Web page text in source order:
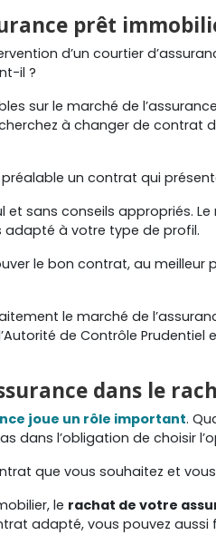
prêt
d’un courtier
il ?
sur le marché de
à changer de contrat
un contrat qui
et sans conseils appropriés.
à votre type de profil.
le bon contrat, au
le marché de
de Contrôle Prudentiel
dans le
joue un rôle important.
dans l’obligation de choisir
que vous souhaitez et
le rachat de votre
adapté, vous pouvez aussi